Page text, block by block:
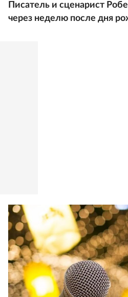
Писатель и сценарист
через неделю после дня